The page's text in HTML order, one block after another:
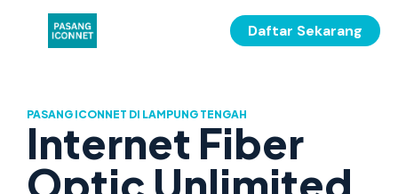
Daftar Sekarang
PASANG ICONNET DI LAMPUNG TENGAH
Internet Fiber
Optic Unlimited